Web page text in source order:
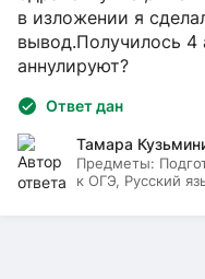
в изложении я
вывод.Получилось 4
аннулируют?
Ответ дан
Тамара
Предметы:
к ОГЭ, Русский